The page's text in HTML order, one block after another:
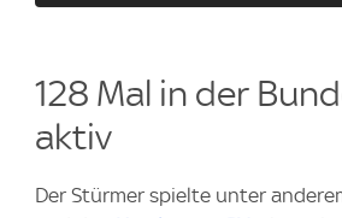
128 Mal in der
aktiv
Der Stürmer spielte unter